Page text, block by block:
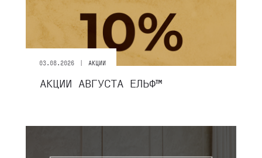
03.08.2026 АКЦИИ
АКЦИИ АВГУСТА ЕЛЬФ™